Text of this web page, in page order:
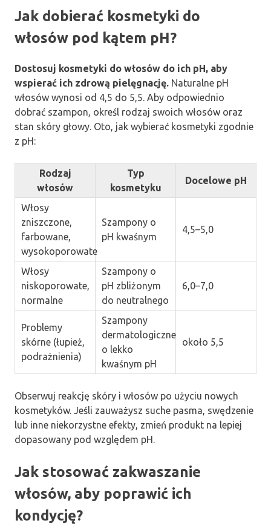
Jak dobierać kosmetyki do
włosów pod kątem pH?
Dostosuj kosmetyki do włosów do ich pH, aby
wspierać ich zdrową pielęgnację. Naturalne pH
włosów wynosi od 4,5 do 5,5. Aby odpowiednio
dobrać szampon, określ rodzaj swoich włosów oraz
stan skóry głowy. Oto, jak wybierać kosmetyki zgodnie
z pH:
Rodzaj
włosów
Typ
kosmetyku
Docelowe pH
Włosy
zniszczone,
farbowane,
wysokoporowate
Szampony o
pH kwaśnym
4,5–5,0
Włosy
niskoporowate,
normalne
Szampony o
pH zbliżonym
do neutralnego
6,0–7,0
Problemy
skórne (łupież,
podrażnienia)
Szampony
dermatologiczne
o lekko
kwaśnym pH
około 5,5
Obserwuj reakcję skóry i włosów po użyciu nowych
kosmetyków. Jeśli zauważysz suche pasma, swędzenie
lub inne niekorzystne efekty, zmień produkt na lepiej
dopasowany pod względem pH.
Jak stosować zakwaszanie
włosów, aby poprawić ich
kondycję?